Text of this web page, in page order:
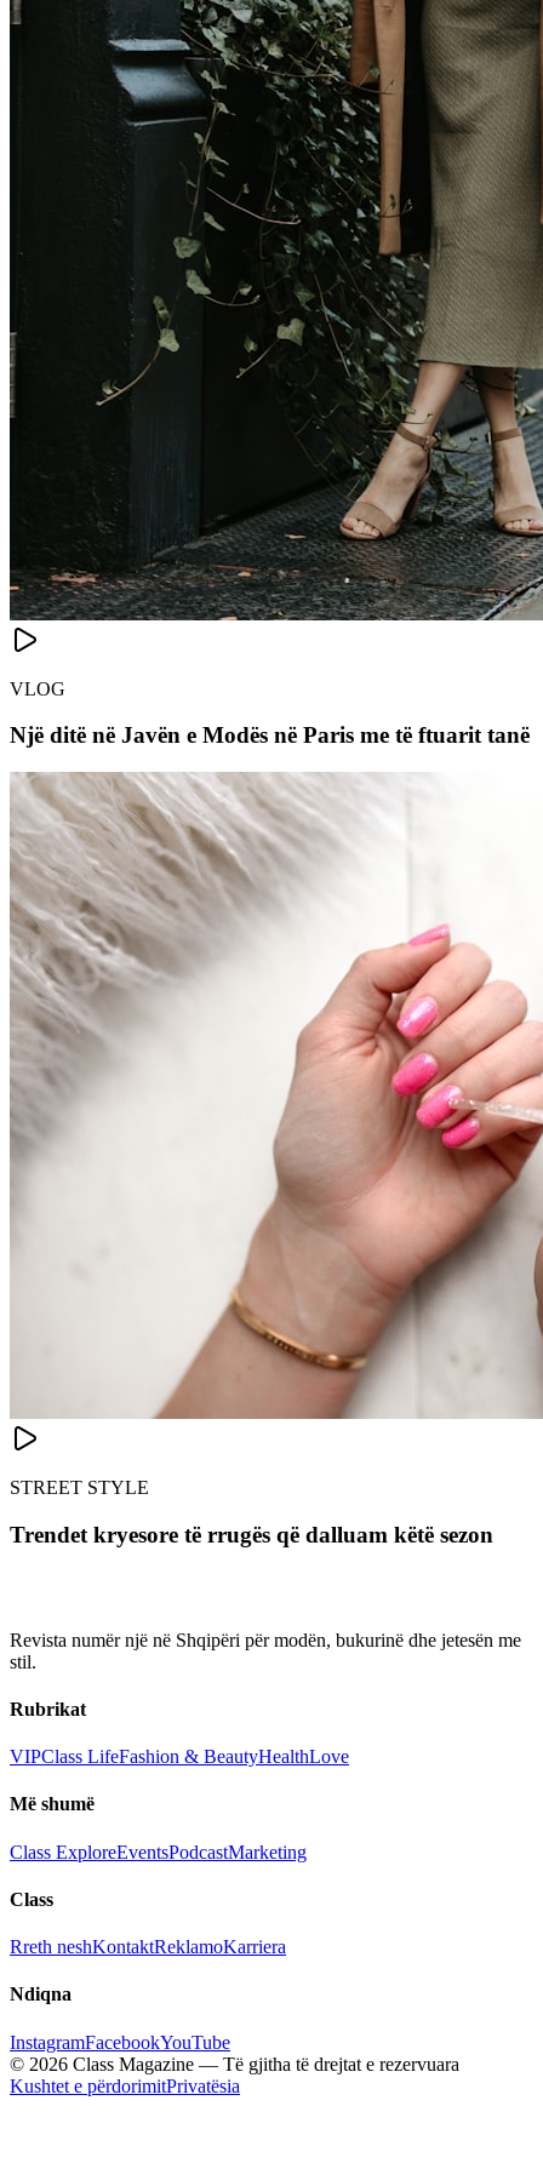
VLOG
Një ditë në Javën e Modës në Paris me të ftuarit tanë
STREET STYLE
Trendet kryesore të rrugës që dalluam këtë sezon
Revista numër një në Shqipëri për modën, bukurinë dhe jetesën me
stil.
Rubrikat
VIPClass LifeFashion & BeautyHealthLove
Më shumë
Class ExploreEventsPodcastMarketing
Class
Rreth neshKontaktReklamoKarriera
Ndiqna
InstagramFacebookYouTube
© 2026 Class Magazine — Të gjitha të drejtat e rezervuara
Kushtet e përdorimitPrivatësia